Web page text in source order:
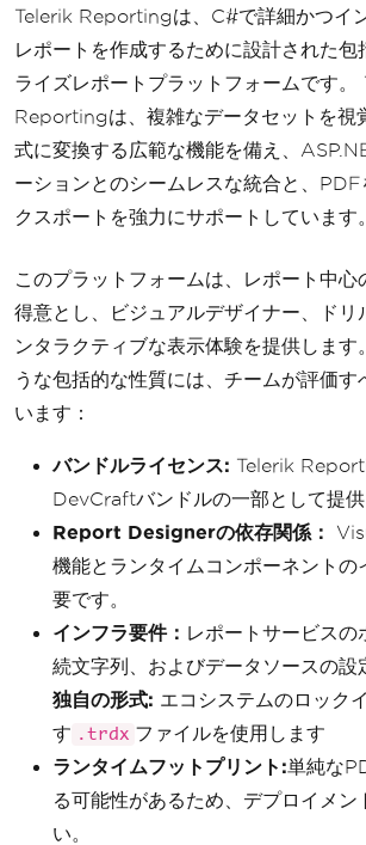
Telerik Reportingは、C#で詳細かつイ
レポートを作成するために設計された包
ライズレポートプラットフォームです。
Reportingは、複雑なデータセットを視
式に変換する広範な機能を備え、
ーションとのシームレスな統合と、
クスポートを強力にサポートしています。
このプラットフォームは、レポート中心
得意とし、ビジュアルデザイナー、ドリ
ンタラクティブな表示体験を提供します
うな包括的な性質には、チームが評価す
います：
バンドルライセンス: Telerik
DevCraftバンドルの一部として提供
Report Designerの依存関係：
機能とランタイムコンポーネントの
要です。
インフラ要件： レポートサービスの
続文字列、およびデータソースの設
独自の形式: エコシステムのロック
す .trdx ファイルを使用します
ランタイムフットプリント:単純な
る可能性があるため、デプロイメン
い。